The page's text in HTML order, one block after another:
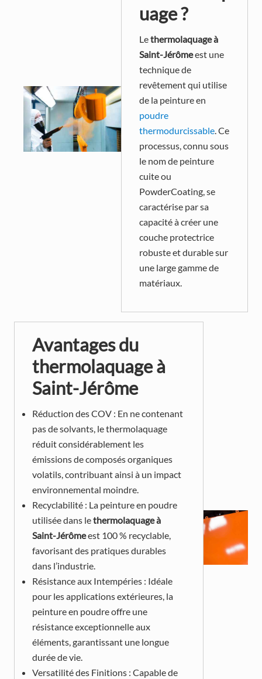
uage ?
Lethermolaquage à
Saint-Jérômeest une
technique de
revêtement qui utilise
de la peinture en
poudre
thermodurcissable. Ce
processus, connu sous
le nom de peinture
cuite ou
PowderCoating, se
caractérise par sa
capacité à créer une
couche protectrice
robuste et durable sur
une large gamme de
matériaux.
Avantages du
thermolaquage à
Saint-Jérôme
Réduction des COV : En ne contenant
pas de solvants, le thermolaquage
réduit considérablement les
émissions de composés organiques
volatils, contribuant ainsi à un impact
environnemental moindre.
Recyclabilité : La peinture en poudre
utilisée dans lethermolaquage à
Saint-Jérômeest 100 % recyclable,
favorisant des pratiques durables
dans l’industrie.
Résistance aux Intempéries : Idéale
pour les applications extérieures, la
peinture en poudre offre une
résistance exceptionnelle aux
éléments, garantissant une longue
durée de vie.
Versatilité des Finitions : Capable de